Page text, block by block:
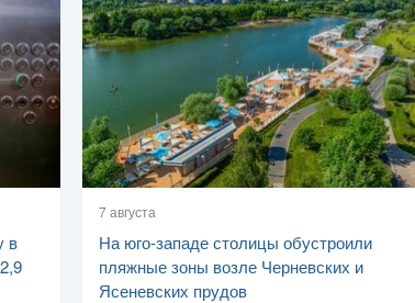
в
7 августа
На юго-западе столицы обустроили
пляжные зоны возле Черневских и
Ясеневских прудов